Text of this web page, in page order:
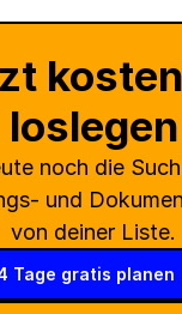
loslegen
noch die
und
von deiner Liste.
Tage gratis planen